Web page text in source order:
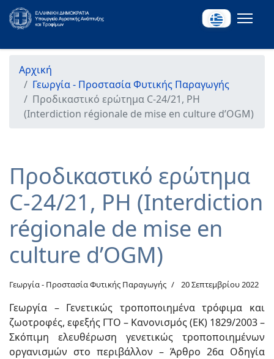
Αρχική
Γεωργία - Προστασία Φυτικής Παραγωγής
Προδικαστικό ερώτημα C-24/21, PH
(Interdiction régionale de mise en culture d’OGM)
Προδικαστικό ερώτημα
C-24/21, PH (Interdiction
régionale de mise en
culture d’OGM)
Γεωργία - Προστασία Φυτικής Παραγωγής 20 Σεπτεμβρίου 2022
Γεωργία – Γενετικώς τροποποιημένα τρόφιμα και
ζωοτροφές, εφεξής ΓΤΟ – Κανονισμός (ΕΚ) 1829/2003 –
Σκόπιμη ελευθέρωση γενετικώς τροποποιημένων
οργανισμών στο περιβάλλον – Άρθρο 26α Οδηγία